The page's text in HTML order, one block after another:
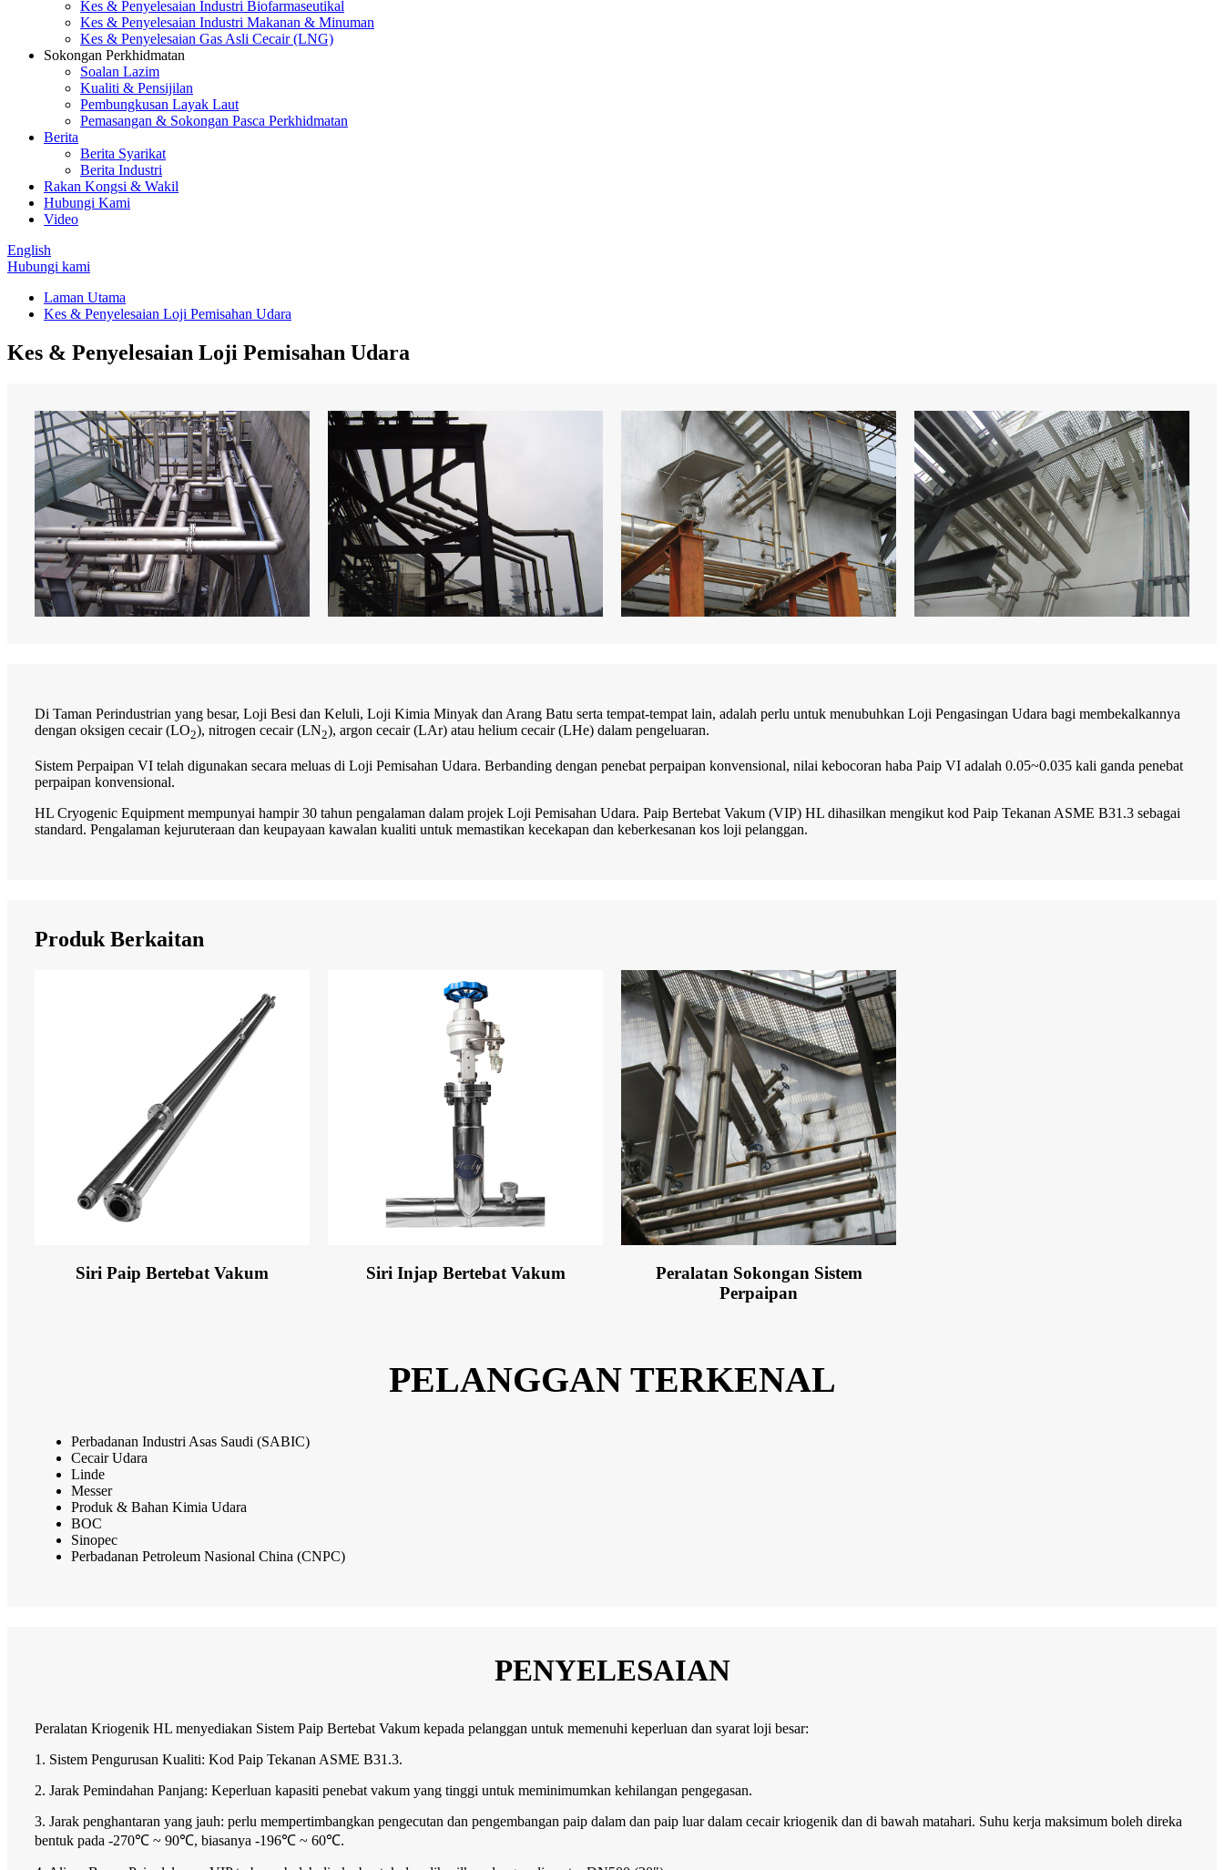
Kes & Penyelesaian Industri Biofarmaseutikal
Kes & Penyelesaian Industri Makanan & Minuman
Kes & Penyelesaian Gas Asli Cecair (LNG)
Sokongan Perkhidmatan
Soalan Lazim
Kualiti & Pensijilan
Pembungkusan Layak Laut
Pemasangan & Sokongan Pasca Perkhidmatan
Berita
Berita Syarikat
Berita Industri
Rakan Kongsi & Wakil
Hubungi Kami
Video
English
Hubungi kami
Laman Utama
Kes & Penyelesaian Loji Pemisahan Udara
Kes & Penyelesaian Loji Pemisahan Udara
Di Taman Perindustrian yang besar, Loji Besi dan Keluli, Loji Kimia Minyak dan Arang Batu serta tempat-tempat lain, adalah perlu untuk menubuhkan Loji Pengasingan Udara bagi membekalkannya
dengan oksigen cecair (LO2), nitrogen cecair (LN2), argon cecair (LAr) atau helium cecair (LHe) dalam pengeluaran.
Sistem Perpaipan VI telah digunakan secara meluas di Loji Pemisahan Udara. Berbanding dengan penebat perpaipan konvensional, nilai kebocoran haba Paip VI adalah 0.05~0.035 kali ganda penebat
perpaipan konvensional.
HL Cryogenic Equipment mempunyai hampir 30 tahun pengalaman dalam projek Loji Pemisahan Udara. Paip Bertebat Vakum (VIP) HL dihasilkan mengikut kod Paip Tekanan ASME B31.3 sebagai
standard. Pengalaman kejuruteraan dan keupayaan kawalan kualiti untuk memastikan kecekapan dan keberkesanan kos loji pelanggan.
Produk Berkaitan
Siri Paip Bertebat Vakum Siri Injap Bertebat Vakum
Peralatan Sokongan Sistem
Perpaipan
PELANGGAN TERKENAL
Perbadanan Industri Asas Saudi (SABIC)
Cecair Udara
Linde
Messer
Produk & Bahan Kimia Udara
BOC
Sinopec
Perbadanan Petroleum Nasional China (CNPC)
PENYELESAIAN
Peralatan Kriogenik HL menyediakan Sistem Paip Bertebat Vakum kepada pelanggan untuk memenuhi keperluan dan syarat loji besar:
1. Sistem Pengurusan Kualiti: Kod Paip Tekanan ASME B31.3.
2. Jarak Pemindahan Panjang: Keperluan kapasiti penebat vakum yang tinggi untuk meminimumkan kehilangan pengegasan.
3. Jarak penghantaran yang jauh: perlu mempertimbangkan pengecutan dan pengembangan paip dalam dan paip luar dalam cecair kriogenik dan di bawah matahari. Suhu kerja maksimum boleh direka
bentuk pada -270℃ ~ 90℃, biasanya -196℃ ~ 60℃.